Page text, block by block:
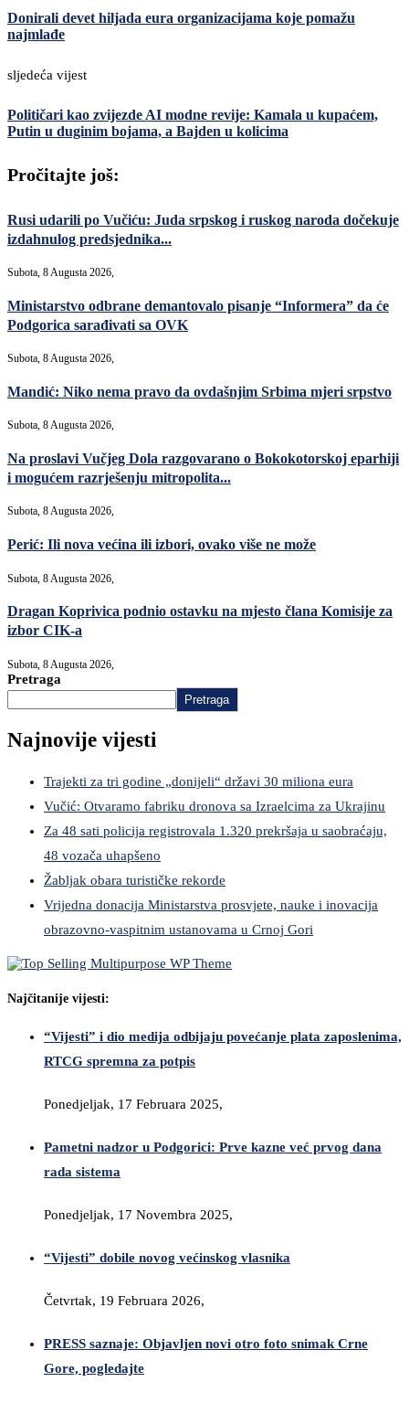
Donirali devet hiljada eura organizacijama koje pomažu
najmlađe
sljedeća vijest
Političari kao zvijezde AI modne revije: Kamala u kupaćem,
Putin u duginim bojama, a Bajden u kolicima
Pročitajte još:
Rusi udarili po Vučiću: Juda srpskog i ruskog naroda dočekuje
izdahnulog predsjednika...
Subota, 8 Augusta 2026,
Ministarstvo odbrane demantovalo pisanje “Informera” da će
Podgorica sarađivati sa OVK
Subota, 8 Augusta 2026,
Mandić: Niko nema pravo da ovdašnjim Srbima mjeri srpstvo
Subota, 8 Augusta 2026,
Na proslavi Vučjeg Dola razgovarano o Bokokotorskoj eparhiji
i mogućem razrješenju mitropolita...
Subota, 8 Augusta 2026,
Perić: Ili nova većina ili izbori, ovako više ne može
Subota, 8 Augusta 2026,
Dragan Koprivica podnio ostavku na mjesto člana Komisije za
izbor CIK-a
Subota, 8 Augusta 2026,
Pretraga
Pretraga
Najnovije vijesti
Trajekti za tri godine „donijeli“ državi 30 miliona eura
Vučić: Otvaramo fabriku dronova sa Izraelcima za Ukrajinu
Za 48 sati policija registrovala 1.320 prekršaja u saobraćaju,
48 vozača uhapšeno
Žabljak obara turističke rekorde
Vrijedna donacija Ministarstva prosvjete, nauke i inovacija
obrazovno-vaspitnim ustanovama u Crnoj Gori
Najčitanije vijesti:
“Vijesti” i dio medija odbijaju povećanje plata zaposlenima,
RTCG spremna za potpis
Ponedjeljak, 17 Februara 2025,
Pametni nadzor u Podgorici: Prve kazne već prvog dana
rada sistema
Ponedjeljak, 17 Novembra 2025,
“Vijesti” dobile novog većinskog vlasnika
Četvrtak, 19 Februara 2026,
PRESS saznaje: Objavljen novi otro foto snimak Crne
Gore, pogledajte